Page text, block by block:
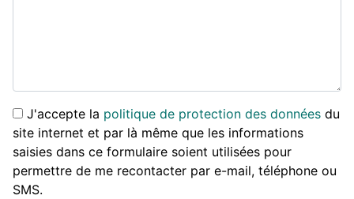
J'accepte la politique de protection des données du
site internet et par là même que les informations
saisies dans ce formulaire soient utilisées pour
permettre de me recontacter par e-mail, téléphone ou
SMS.